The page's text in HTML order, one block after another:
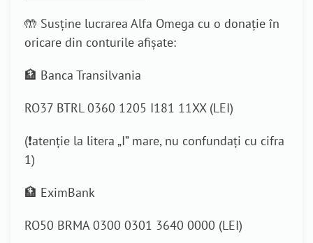
🤲 Susține lucrarea Alfa Omega cu o donație în
oricare din conturile afișate:
🏦 Banca Transilvania
RO37 BTRL 0360 1205 I181 11XX (LEI)
(❗atenție la litera „I” mare, nu confundați cu cifra
1)
🏦 EximBank
RO50 BRMA 0300 0301 3640 0000 (LEI)